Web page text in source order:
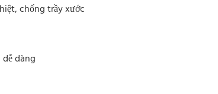
chống trầy xước
dàng